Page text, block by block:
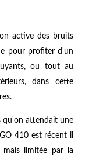
active des bruits
pour profiter d'un
ou tout au
dans cette
qu'on attendait une
410 est récent il
limitée par la